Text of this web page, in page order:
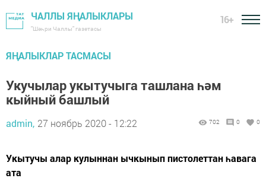
ЧАЛЛЫ ЯҢАЛЫКЛАРЫ
"Шәһри Чаллы" газетасы
16+
ЯҢАЛЫКЛАР ТАСМАСЫ
Укучылар укытучыга ташлана һәм
кыйный башлый
admin, 27 ноябрь 2020 - 12:22 702 0 0
Укытучы алар кулыннан ычкынып пистолеттан һавага
ата